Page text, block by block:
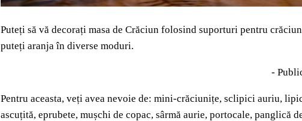
Puteți să vă decorați masa de Crăciun folosind suporturi pentru
puteți aranja în diverse moduri.
-
Pentru aceasta, veți avea nevoie de: mini-crăciunițe, sclipici auriu,
ascuțită, eprubete, mușchi de copac, sârmă aurie, portocale, panglică